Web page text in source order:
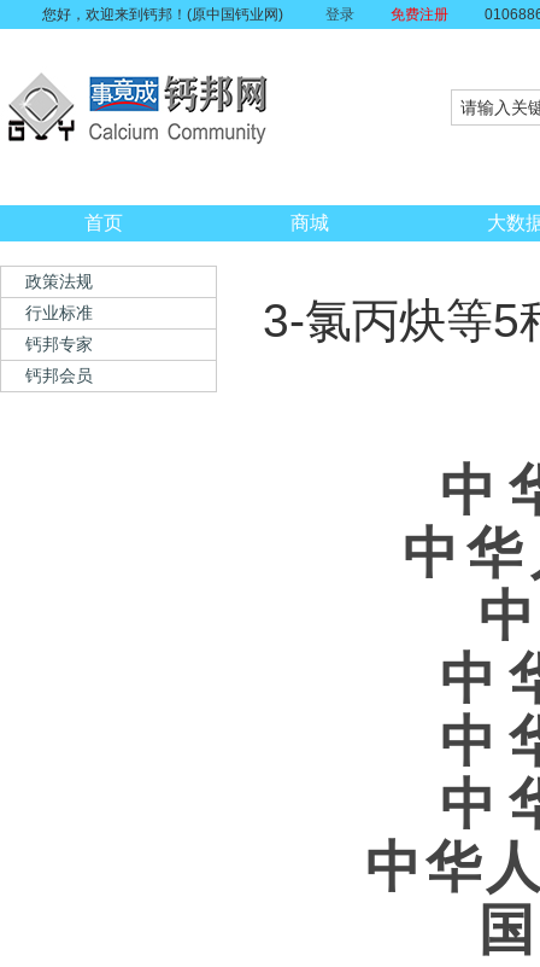
您好，欢迎来到钙邦！(原中国钙业网) 登录 免费注册
首页 商城 大数
政策法规
行业标准
钙邦专家
钙邦会员
3-氯丙炔等5
中
中
中
中
中
中华